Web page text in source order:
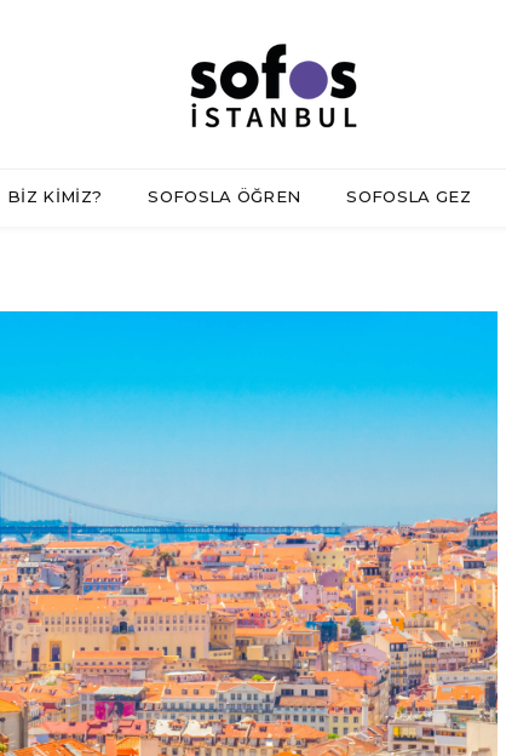
BİZ KİMİZ? SOFOSLA ÖĞREN SOFOSLA GEZ